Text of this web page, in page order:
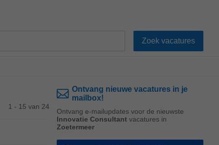
1 - 15 van 24
Ontvang nieuwe vacatures in je
mailbox!
Ontvang e-mailupdates voor de nieuwste
Innovatie Consultant vacatures in
Zoetermeer